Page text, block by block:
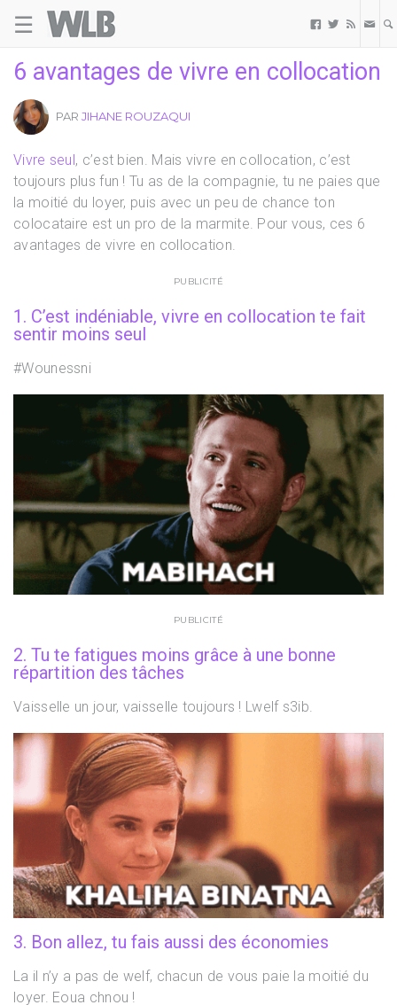
☰   
6 avantages de vivre en collocation
PAR JIHANE ROUZAQUI
Vivre seul, c’est bien. Mais vivre en collocation, c’est
toujours plus fun ! Tu as de la compagnie, tu ne paies que
la moitié du loyer, puis avec un peu de chance ton
colocataire est un pro de la marmite. Pour vous, ces 6
avantages de vivre en collocation.
PUBLICITÉ
1. C’est indéniable, vivre en collocation te fait
sentir moins seul
#Wounessni
PUBLICITÉ
2. Tu te fatigues moins grâce à une bonne
répartition des tâches
Vaisselle un jour, vaisselle toujours ! Lwelf s3ib.
3. Bon allez, tu fais aussi des économies
La il n’y a pas de welf, chacun de vous paie la moitié du
loyer. Eoua chnou !